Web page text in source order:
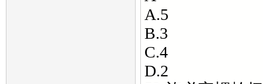
A.5
B.3
C.4
D.2